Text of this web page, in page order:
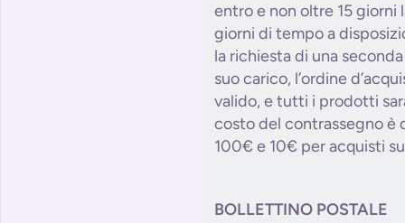
entro e non oltre 15 giorni
giorni di tempo a
la richiesta di una
suo carico, l’ordine
valido, e tutti i prodotti
costo del contrassegno è
100€ e 10€ per acquisti
BOLLETTINO POSTALE